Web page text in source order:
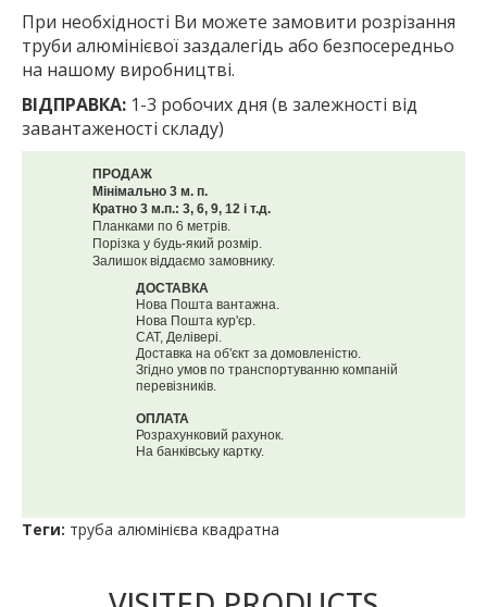
При необхідності Ви можете замовити розрізання
труби алюмінієвої заздалегідь або безпосередньо
на нашому виробництві.
ВІДПРАВКА: 1-3 робочих дня (в залежності від
завантаженості складу)
ПРОДАЖ
Мінімально 3 м. п.
Кратно 3 м.п.: 3, 6, 9, 12 і т.д.
Планками по 6 метрів.
Порізка у будь-який розмір.
Залишок віддаємо замовнику.
ДОСТАВКА
Нова Пошта вантажна.
Нова Пошта кур'єр.
САТ, Делівері.
Доставка на об'єкт за домовленістю.
Згідно умов по транспортуванню компаній
перевізників.
ОПЛАТА
Розрахунковий рахунок.
На банківську картку.
Теги: труба алюмінієва квадратна